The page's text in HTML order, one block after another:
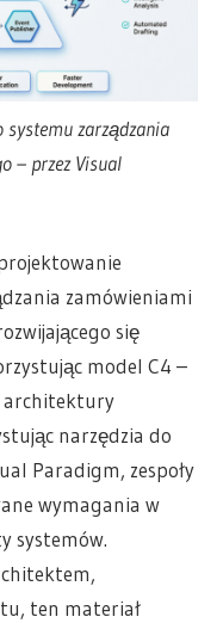
systemu zarządzania
– przez Visual
zamówieniami
się
model C4 –
architektury
narzędzia do
Paradigm, zespoły
wymagania w
systemów.
ten materiał